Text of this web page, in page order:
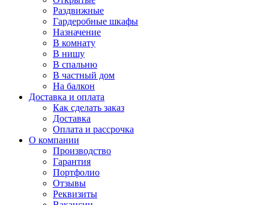
Раздвижные
Гардеробные шкафы
Назначение
В комнату
В нишу
В спальню
В частный дом
На балкон
Доставка и оплата
Как сделать заказ
Доставка
Оплата и рассрочка
О компании
Производство
Гарантия
Портфолио
Отзывы
Реквизиты